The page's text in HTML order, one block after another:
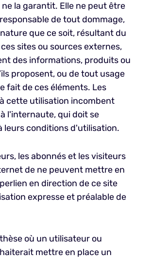
la garantit. Elle ne peut être
de tout dommage,
que ce soit, résultant du
sites ou sources externes,
des informations, produits ou
proposent, ou de tout usage
fait de ces éléments. Les
cette utilisation incombent
l'internaute, qui doit se
leurs conditions d'utilisation.
les abonnés et les visiteurs
de ne peuvent mettre en
en direction de ce site
expresse et préalable de
où un utilisateur ou
mettre en place un